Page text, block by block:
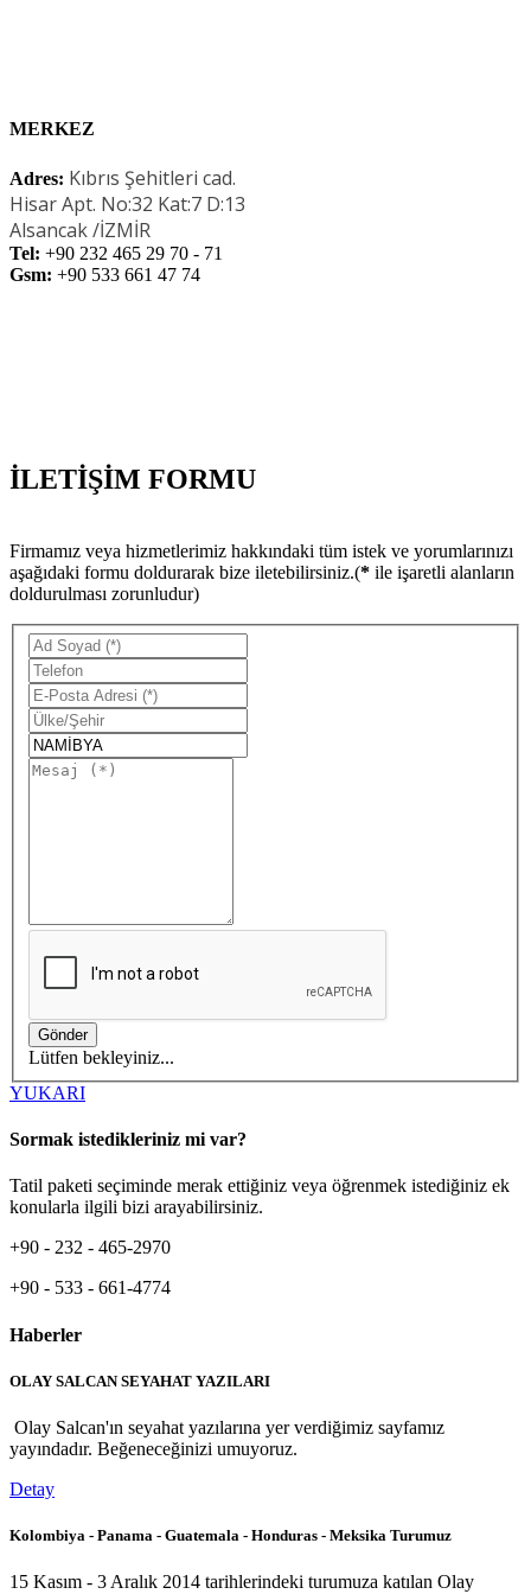
MERKEZ
Adres: Kıbrıs Şehitleri cad.
Hisar Apt. No:32 Kat:7 D:13
Alsancak /İZMİR
Tel: +90 232 465 29 70 - 71
Gsm: +90 533 661 47 74
İLETİŞİM FORMU
Firmamız veya hizmetlerimiz hakkındaki tüm istek ve yorumlarınızı
aşağıdaki formu doldurarak bize iletebilirsiniz.(* ile işaretli alanların
doldurulması zorunludur)
Lütfen bekleyiniz...
YUKARI
Sormak istedikleriniz mi var?
Tatil paketi seçiminde merak ettiğiniz veya öğrenmek istediğiniz ek
konularla ilgili bizi arayabilirsiniz.
+90 - 232 - 465-2970
+90 - 533 - 661-4774
Haberler
OLAY SALCAN SEYAHAT YAZILARI
Olay Salcan'ın seyahat yazılarına yer verdiğimiz sayfamız
yayındadır. Beğeneceğinizi umuyoruz.
Detay
Kolombiya - Panama - Guatemala - Honduras - Meksika Turumuz
15 Kasım - 3 Aralık 2014 tarihlerindeki turumuza katılan Olay